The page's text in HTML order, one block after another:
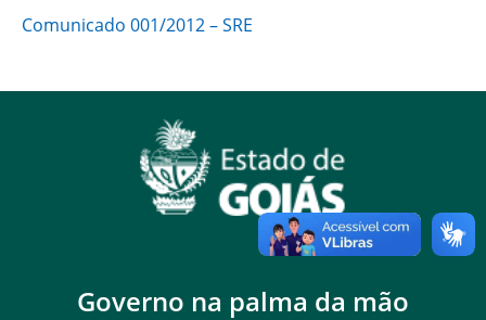
Comunicado 001/2012 – SRE
Governo na palma da mão